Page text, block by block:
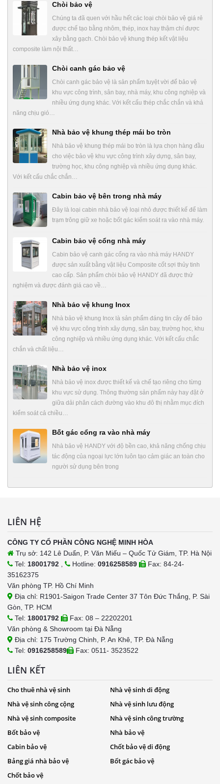
Chòi bảo vệ
Chúng ta đã quen với hầu hết các loại chòi bảo vệ giá rẻ
được chế tạo bằng nhôm, thép, inox hay thậm chí được
xây bằng gạch. Chòi bảo vệ khung thép kết vật liệu
composite làm nội thất…
Chòi canh gác bảo vệ
Chòi canh gác bảo vệ là sản phẩm tuyệt vời để bảo vệ
khu vực công trình, sân bay, nhà máy, khu công nghiệp và
nhiều ứng dụng khác. Với kết cấu thép chắc chắn và khả
năng chịu gió…
Nhà bảo vệ khung thép mái bo tròn
Nhà bảo vệ khung thép mái bo tròn là lựa chọn hàng đầu
cho việc bảo vệ khu vực công trình xây dựng, sân bay,
trường học, khu công nghiệp và nhiều ứng dụng khác.
Với kết cấu chắc chắn…
Cabin bảo vệ bên trong nhà máy
Đây là loại cabin nhà bảo vệ loại nhỏ được thiết kế để làm
trạm trông giữ xe hoặc bốt gác kiểm soát ra vào nhà máy.
Cabin bảo vệ cổng nhà máy
Cabin bảo vệ canh gác cổng ra vào nhà máy HANDY
được sản xuất bằng vật liệu Composite cốt sợi thủy tinh
cao cấp. Sản phẩm chòi bảo vệ HANDY đã được thử
nghiệm và được đánh giá cao về…
Nhà bảo vệ khung Inox
Nhà bảo vệ khung Inox là sản phẩm đáng tin cậy để bảo
vệ khu vực công trình xây dựng, sân bay, trường học, khu
công nghiệp và nhiều ứng dụng khác. Với kết cấu chắc
chắn và chất liệu…
Nhà bảo vệ inox
Nhà bảo vệ inox được thiết kế và chế tạo riêng cho từng
khu vực sử dụng. Thông thường sản phẩm này hay đặt ở
giữa dải phân cách đường vào khu đô thị nhằm mục đích
kiểm soát cả chiều…
Bốt gác cổng ra vào nhà máy
Nhà bảo vệ HANDY với độ bền cao, khả năng chống chịu
tác động của ngoại lực lớn luôn tạo cảm giác an toàn cho
người sử dụng bên trong
LIÊN HỆ
CÔNG TY CỔ PHẦN CÔNG NGHỆ MINH HÒA
Trụ sở: 142 Lê Duẩn, P. Văn Miếu – Quốc Tử Giám, TP. Hà Nội
Tel: 18001792 , Hotline: 0916258589
Fax: 84-24-
35162375
Văn phòng TP. Hồ Chí Minh
Địa chỉ: R1901-Saigon Trade Center 37 Tôn Đức Thắng, P. Sài
Gòn, TP. HCM
Tel: 18001792
Fax: 08 – 22202201
Văn phòng & Showroom tại Đà Nẵng
Địa chỉ: 175 Trường Chinh, P. An Khê, TP. Đà Nẵng
Tel: 0916258589 Fax: 0511- 3523522
LIÊN KẾT
Cho thuê nhà vệ sinh
Nhà vệ sinh di động
Nhà vệ sinh công cộng
Nhà vệ sinh lưu động
Nhà vệ sinh composite
Nhà vệ sinh công trường
Bốt bảo vệ
Nhà bảo vệ
Cabin bảo vệ
Chốt bảo vệ di động
Bảng giá nhà bảo vệ
Bốt gác bảo vệ
Chốt bảo vệ